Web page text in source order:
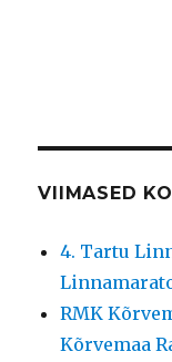
VIIMASED
4. Tartu
RMK
Kõrvemaa